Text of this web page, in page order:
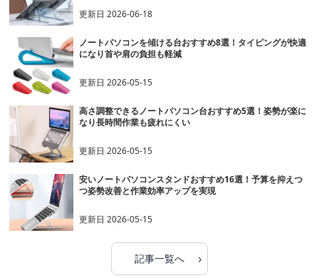
更新日2026-06-18
ノートパソコンを傾ける台おすすめ8選！タイピングが快適
になり首や肩の負担も軽減
更新日2026-05-15
高さ調整できるノートパソコン台おすすめ5選！姿勢が楽に
なり長時間作業も疲れにくい
更新日2026-05-15
安いノートパソコンスタンドおすすめ16選！予算を抑えつ
つ姿勢改善と作業効率アップを実現
更新日2026-05-15
記事一覧へ ›